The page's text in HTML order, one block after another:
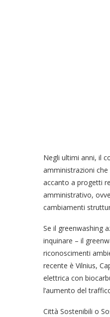
Negli ultimi anni, il
amministrazioni
accanto a progetti
amministrativo,
cambiamenti
Se il greenwashing
inquinare – il
riconoscimenti
recente è Vilnius,
elettrica con
l’aumento del
Città Sostenibili o